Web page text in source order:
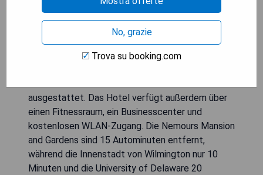
Das Quality Inn in Newark, Delaware, bietet einen
Außenpool, ein tägliches kontinentales Frühstück
sowie Zimmer mit Mikrowelle und Kühlschrank.
ausgestattet. Das Hotel verfügt außerdem über
einen Fitnessraum, ein Businesscenter und
kostenlosen WLAN-Zugang. Die Nemours Mansion
and Gardens sind 15 Autominuten entfernt,
während die Innenstadt von Wilmington nur 10
Minuten und die University of Delaware 20
No, grazie
Trova su booking.com